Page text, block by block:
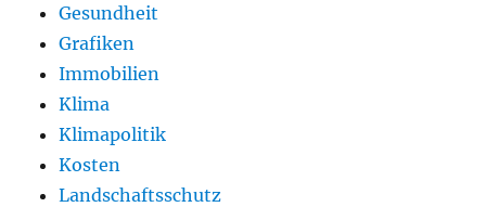
Gesundheit
Grafiken
Immobilien
Klima
Klimapolitik
Kosten
Landschaftsschutz